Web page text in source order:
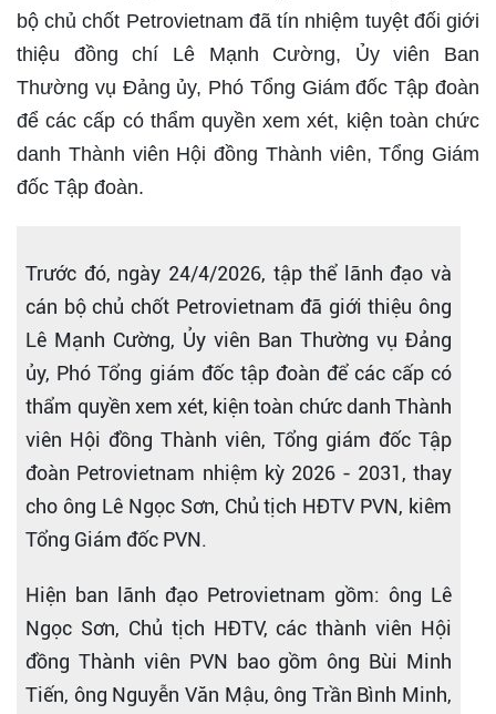
bộ chủ chốt Petrovietnam đã tín nhiệm tuyệt đối giới
thiệu đồng chí Lê Mạnh Cường, Ủy viên Ban
Thường vụ Đảng ủy, Phó Tổng Giám đốc Tập đoàn
để các cấp có thẩm quyền xem xét, kiện toàn chức
danh Thành viên Hội đồng Thành viên, Tổng Giám
đốc Tập đoàn.
Trước đó, ngày 24/4/2026, tập thể lãnh đạo và
cán bộ chủ chốt Petrovietnam đã giới thiệu ông
Lê Mạnh Cường, Ủy viên Ban Thường vụ Đảng
ủy, Phó Tổng giám đốc tập đoàn để các cấp có
thẩm quyền xem xét, kiện toàn chức danh Thành
viên Hội đồng Thành viên, Tổng giám đốc Tập
đoàn Petrovietnam nhiệm kỳ 2026 - 2031, thay
cho ông Lê Ngọc Sơn, Chủ tịch HĐTV PVN, kiêm
Tổng Giám đốc PVN.
Hiện ban lãnh đạo Petrovietnam gồm: ông Lê
Ngọc Sơn, Chủ tịch HĐTV, các thành viên Hội
đồng Thành viên PVN bao gồm ông Bùi Minh
Tiến, ông Nguyễn Văn Mậu, ông Trần Bình Minh,